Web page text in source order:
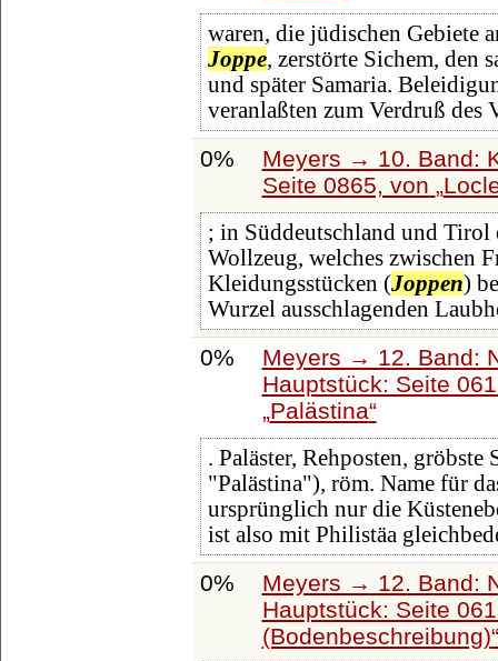
waren, die jüdischen Gebiete
Joppe, zerstörte Sichem, den
und später Samaria.
veranlaßten zum Verdruß des
0%
Meyers → 10. Band:
Seite 0865, von
; in Süddeutschland und Tirol
Wollzeug, welches zwischen
Kleidungsstücken (Joppen)
Wurzel ausschlagenden
0%
Meyers → 12. Band:
Hauptstück: Seite
Palästina
. Paläster, Rehposten,
"Palästina"), röm. Name für
ursprünglich nur die
ist also mit Philistäa
0%
Meyers → 12. Band:
Hauptstück: Seite
(Bodenbeschreibung)